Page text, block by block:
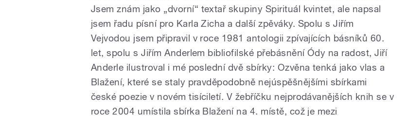
Jsem znám jako „dvorní“ textař skupiny Spirituál kvintet, ale napsal
jsem řadu písní pro Karla Zicha a další zpěváky. Spolu s Jiřím
Vejvodou jsem připravil v roce 1981 antologii zpívajících básníků 60.
let, spolu s Jiřím Anderlem bibliofilské přebásnění Ódy na radost, Jiří
Anderle ilustroval i mé poslední dvě sbírky: Ozvěna tenká jako vlas a
Blažení, které se staly pravděpodobně nejúspěšnějšími sbírkami
české poezie v novém tisíciletí. V žebříčku nejprodávanějších knih se v
roce 2004 umístila sbírka Blažení na 4. místě, což je mezi